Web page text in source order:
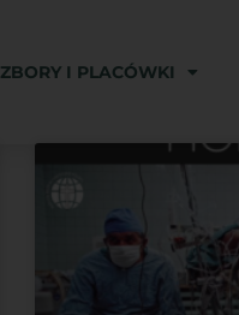
ZBORY I PLACÓWKI